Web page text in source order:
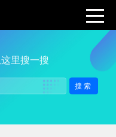
里搜一搜
搜索